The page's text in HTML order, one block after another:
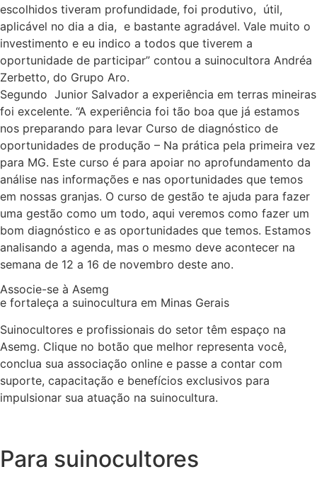
escolhidos tiveram profundidade, foi produtivo, útil,
aplicável no dia a dia, e bastante agradável. Vale muito o
investimento e eu indico a todos que tiverem a
oportunidade de participar” contou a suinocultora Andréa
Zerbetto, do Grupo Aro.
Segundo Junior Salvador a experiência em terras mineiras
foi excelente. “A experiência foi tão boa que já estamos
nos preparando para levar Curso de diagnóstico de
oportunidades de produção – Na prática pela primeira vez
para MG. Este curso é para apoiar no aprofundamento da
análise nas informações e nas oportunidades que temos
em nossas granjas. O curso de gestão te ajuda para fazer
uma gestão como um todo, aqui veremos como fazer um
bom diagnóstico e as oportunidades que temos. Estamos
analisando a agenda, mas o mesmo deve acontecer na
semana de 12 a 16 de novembro deste ano.
Associe-se à Asemg
e fortaleça a suinocultura em Minas Gerais
Suinocultores e profissionais do setor têm espaço na
Asemg. Clique no botão que melhor representa você,
conclua sua associação online e passe a contar com
suporte, capacitação e benefícios exclusivos para
impulsionar sua atuação na suinocultura.
Para suinocultores